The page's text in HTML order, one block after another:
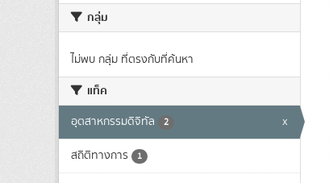
กลุ่ม
ไม่พบ กลุ่ม ที่ตรงกับที่ค้นหา
แท็ค
อุตสาหกรรมดิจิทัล 2 x
สถิติทางการ 1